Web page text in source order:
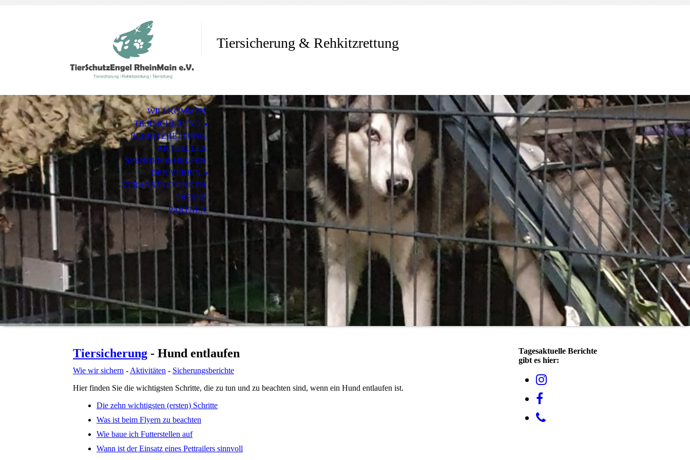
Tiersicherung & Rehkitzrettung
WILLKOMMEN
TIERSICHERUNG
REHKITZRETTUNG
AKTUELLES
SPENDEN & HELFEN
DER VEREIN
VERANSTALTUNGEN
PRESSE
PARTNER
Tiersicherung - Hund entlaufen
Wie wir sichern - Aktivitäten - Sicherungsberichte
Hier finden Sie die wichtigsten Schritte, die zu tun und zu beachten sind, wenn ein Hund entlaufen ist.
Die zehn wichtigsten (ersten) Schritte
Was ist beim Flyern zu beachten
Wie baue ich Futterstellen auf
Wann ist der Einsatz eines Pettrailers sinnvoll
Tagesaktuelle Berichte
gibt es hier: